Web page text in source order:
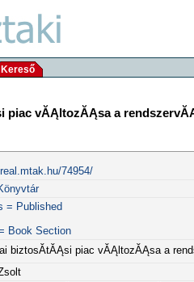
Kereső
piac vĂĄltozĂĄsa a
74954/
= Published
Book Section
biztosĂ­tĂĄsi piac vĂĄltozĂĄsa a